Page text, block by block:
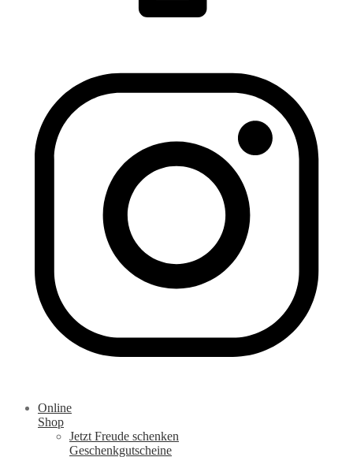
Online
Shop
Jetzt Freude schenken
Geschenkgutscheine